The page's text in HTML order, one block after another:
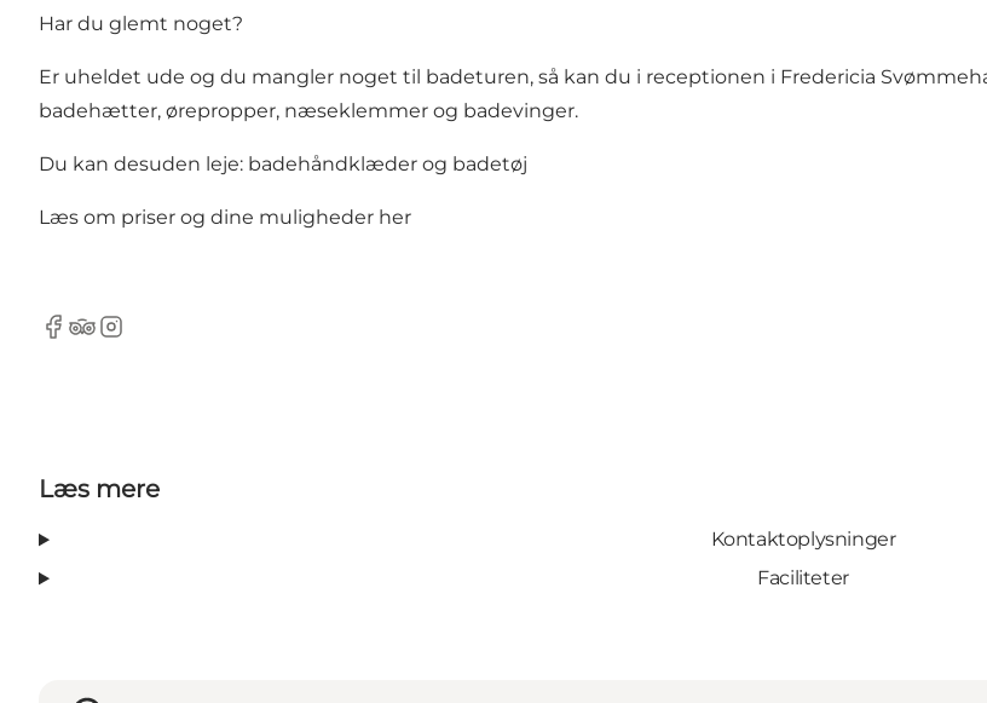
Har du glemt noget?
Er uheldet ude og du mangler noget til badeturen, så kan du i receptionen i Fredericia
badehætter, ørepropper, næseklemmer og badevinger.
Du kan desuden leje: badehåndklæder og badetøj
Læs om priser og dine muligheder her
Facebook
TripAdvisor
Instagram
Læs mere
Kontaktoplysninger
Faciliteter